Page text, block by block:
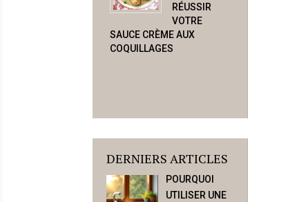
RÉUSSIR
VOTRE
SAUCE CRÈME AUX
COQUILLAGES
DERNIERS ARTICLES
POURQUOI
UTILISER UNE